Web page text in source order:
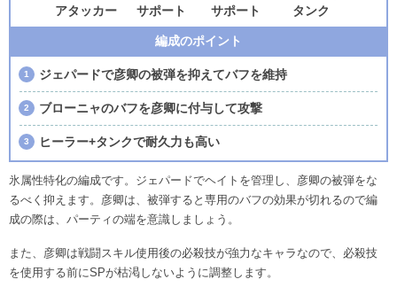
アタッカー
サポート
サポート
タンク
編成のポイント
ジェパードで彦卿の被弾を抑えてバフを維持
ブローニャのバフを彦卿に付与して攻撃
ヒーラー+タンクで耐久力も高い
氷属性特化の編成です。ジェパードでヘイトを管理し、彦卿の被弾をな
るべく抑えます。彦卿は、被弾すると専用のバフの効果が切れるので編
成の際は、パーティの端を意識しましょう。
また、彦卿は戦闘スキル使用後の必殺技が強力なキャラなので、必殺技
を使用する前にSPが枯渇しないように調整します。